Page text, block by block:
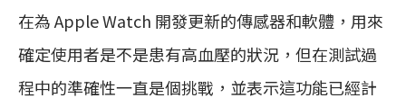
在為 Apple Watch 開發更新的傳感器和軟體，用來
確定使用者是不是患有高血壓的狀況，但在測試過
程中的準確性一直是個挑戰，並表示這功能已經計